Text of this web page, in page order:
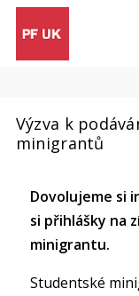
Výzva k
minigrantů
Dovolujeme si
si přihlášky na
minigrantu.
Studentské